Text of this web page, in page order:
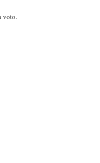
voto.